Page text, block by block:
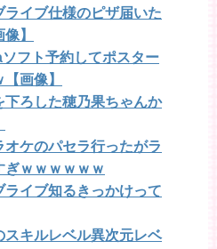
ライブ仕様のピザ届いた
】
ソフト予約してポスター
画像】
下ろした穂乃果ちゃんか
オケのパセラ行ったがラ
ぎｗｗｗｗｗｗ
ライブ知るきっかけって
スキルレベル異次元レベ